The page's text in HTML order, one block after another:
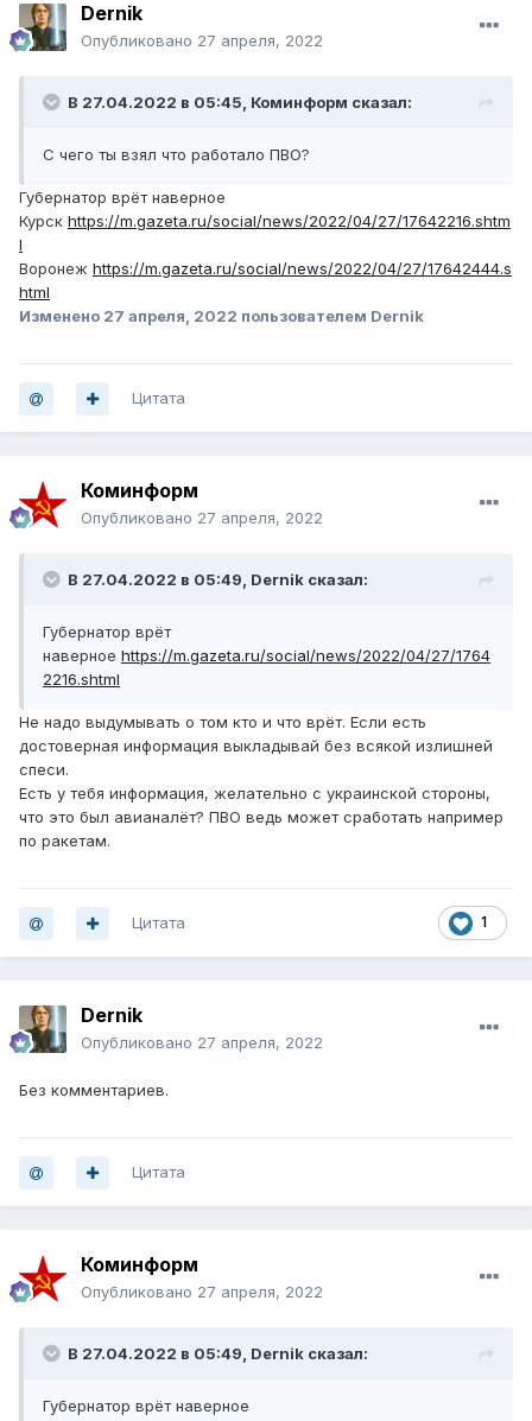
Dernik
Опубликовано 27 апреля, 2022
В 27.04.2022 в 05:45, Коминформ сказал:
С чего ты взял что работало ПВО?
Губернатор врёт наверное
Курск https://m.gazeta.ru/social/news/2022/04/27/17642216.shtm
l
Воронеж https://m.gazeta.ru/social/news/2022/04/27/17642444.s
html
Изменено 27 апреля, 2022 пользователем Dernik
Цитата
Коминформ
Опубликовано 27 апреля, 2022
В 27.04.2022 в 05:49, Dernik сказал:
Губернатор врёт
наверное https://m.gazeta.ru/social/news/2022/04/27/1764
2216.shtml
Не надо выдумывать о том кто и что врёт. Если есть
достоверная информация выкладывай без всякой излишней
спеси.
Есть у тебя информация, желательно с украинской стороны,
что это был авианалёт? ПВО ведь может сработать например
по ракетам.
1
Цитата
Dernik
Опубликовано 27 апреля, 2022
Без комментариев.
Цитата
Коминформ
Опубликовано 27 апреля, 2022
В 27.04.2022 в 05:49, Dernik сказал:
Губернатор врёт наверное